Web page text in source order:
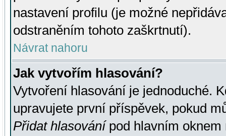
nastavení profilu (je možné
odstraněním tohoto zaškrtnutí).
Návrat nahoru
Jak vytvořím hlasování?
Vytvoření hlasování je jednoduché.
upravujete první příspěvek, pokud
Přidat hlasovánípod hlavním oknem